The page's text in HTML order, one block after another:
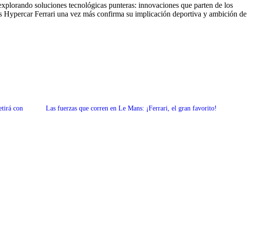
soluciones tecnológicas punteras: innovaciones que parten de los
Ferrari una vez más confirma su implicación deportiva y ambición de
con
Las fuerzas que corren en Le Mans: ¡Ferrari, el gran favorito!